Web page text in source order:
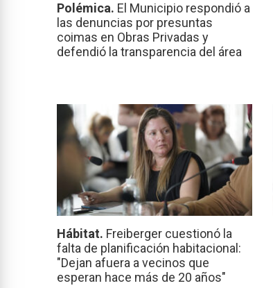
Polémica. El Municipio respondió a
las denuncias por presuntas
coimas en Obras Privadas y
defendió la transparencia del área
Hábitat. Freiberger cuestionó la
falta de planificación habitacional:
"Dejan afuera a vecinos que
esperan hace más de 20 años"